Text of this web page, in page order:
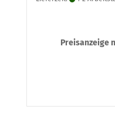
Preisanzeige